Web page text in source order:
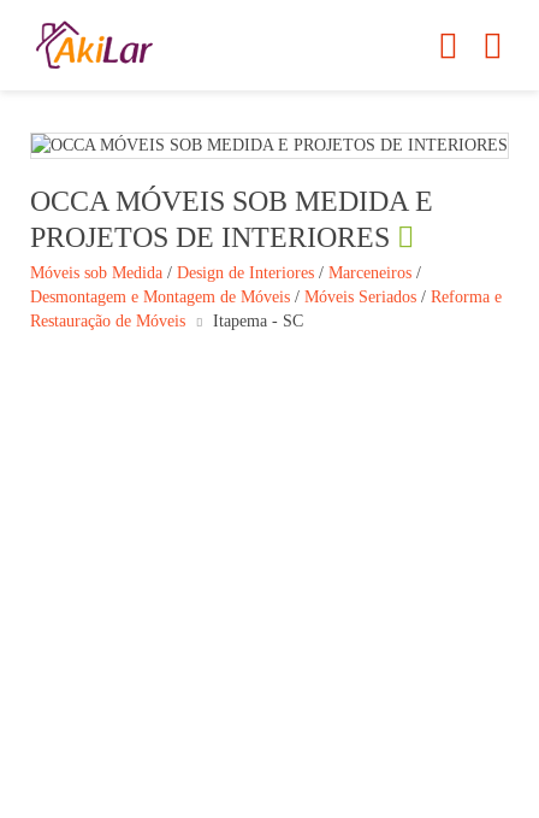
OCCA MÓVEIS SOB MEDIDA E
PROJETOS DE INTERIORES
Móveis sob Medida / Design de Interiores / Marceneiros /
Desmontagem e Montagem de Móveis / Móveis Seriados / Reforma e
Restauração de Móveis
Itapema - SC